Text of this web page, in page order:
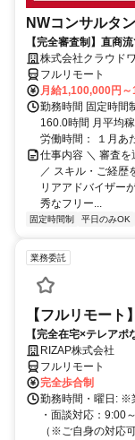
NWコンサルタ
【完全審査制】直商
に合致した案件を多
株式会社クラウド
フルリモート
月給1,100,000円～
勤務時間 固定時間
160.0時間 月平均
労働時間： １月あ
仕事内容 ＼ 審査
／ スキル・ご経歴
リアアドバイザー
秀なフリー...
固定時間制 平日のみOK
業務委託
【フルリモー
【完全在宅×テレア
う一つの安心」を。
方以降の数時間だけ
す。1件ごとの成果報
に。充実のサポート
RIZAP株式会社
フルリモート
完全歩合制
勤務時間・曜日: ※
・面談対応：9:00
（※ご自身の対応